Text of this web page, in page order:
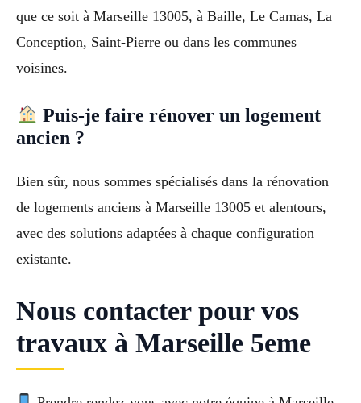
que ce soit à Marseille 13005, à Baille, Le Camas, La
Conception, Saint-Pierre ou dans les communes
voisines.
Puis-je faire rénover un logement
ancien ?
Bien sûr, nous sommes spécialisés dans la rénovation
de logements anciens à Marseille 13005 et alentours,
avec des solutions adaptées à chaque configuration
existante.
Nous contacter pour vos
travaux à Marseille 5eme